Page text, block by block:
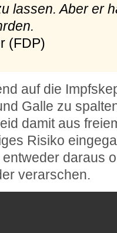
lassen. Aber er
(FDP)
auf die
Galle zu
damit aus
Risiko
daraus
verarschen.